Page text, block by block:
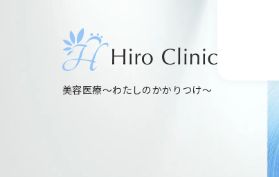
美容医療～わたしのかかりつけ～